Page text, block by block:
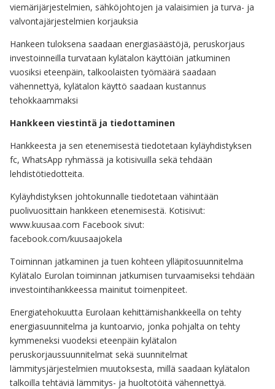
viemärijärjestelmien, sähköjohtojen ja valaisimien ja turva- ja
valvontajärjestelmien korjauksia
Hankeen tuloksena saadaan energiasäästöjä, peruskorjaus
investoinneilla turvataan kylätalon käyttöiän jatkuminen
vuosiksi eteenpäin, talkoolaisten työmäärä saadaan
vähennettyä, kylätalon käyttö saadaan kustannus
tehokkaammaksi
Hankkeen viestintä ja tiedottaminen
Hankkeesta ja sen etenemisestä tiedotetaan kyläyhdistyksen
fc, WhatsApp ryhmässä ja kotisivuilla sekä tehdään
lehdistötiedotteita.
Kyläyhdistyksen johtokunnalle tiedotetaan vähintään
puolivuosittain hankkeen etenemisestä. Kotisivut:
www.kuusaa.com Facebook sivut:
facebook.com/kuusaajokela
Toiminnan jatkaminen ja tuen kohteen ylläpitosuunnitelma
Kylätalo Eurolan toiminnan jatkumisen turvaamiseksi tehdään
investointihankkeessa mainitut toimenpiteet.
Energiatehokuutta Eurolaan kehittämishankkeella on tehty
energiasuunnitelma ja kuntoarvio, jonka pohjalta on tehty
kymmeneksi vuodeksi eteenpäin kylätalon
peruskorjaussuunnitelmat sekä suunnitelmat
lämmitysjärjestelmien muutoksesta, millä saadaan kylätalon
talkoilla tehtäviä lämmitys- ja huoltotöitä vähennettyä.